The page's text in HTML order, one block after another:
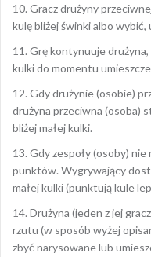
10. Gracz drużyny
kulę bliżej świnki albo wybić,
11. Grę kontynuuje
kulki do momentu
12. Gdy drużynie (osobie)
drużyna przeciwna (osoba)
bliżej małej kulki.
13. Gdy zespoły (osoby)
punktów. Wygrywający
małej kulki (punktują kule
14. Drużyna (jeden z jej
rzutu (w sposób wyżej
zbyć narysowane lub